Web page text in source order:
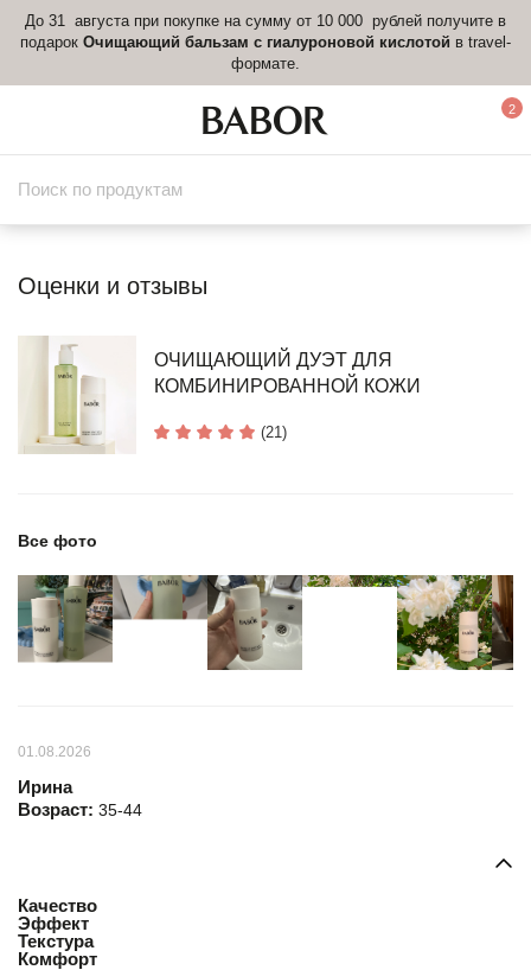
До 31 августа при покупке на сумму от 10 000 рублей получите в
подарок Очищающий бальзам с гиалуроновой кислотой в travel-
формате.
2
Оценки и отзывы
ОЧИЩАЮЩИЙ ДУЭТ ДЛЯ
КОМБИНИРОВАННОЙ КОЖИ
(21)
Все фото
01.08.2026
Ирина
Возраст: 35-44
Качество
Эффект
Текстура
Комфорт